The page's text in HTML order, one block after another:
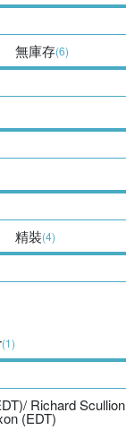
無庫存(6)
精裝(4)
(1)
Richard Scullion
(EDT)